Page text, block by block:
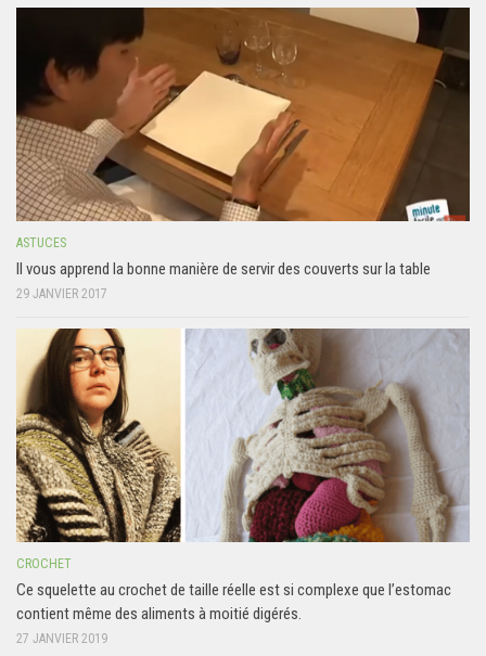
ASTUCES
Il vous apprend la bonne manière de servir des couverts sur la table
29 JANVIER 2017
CROCHET
Ce squelette au crochet de taille réelle est si complexe que l’estomac
contient même des aliments à moitié digérés.
27 JANVIER 2019